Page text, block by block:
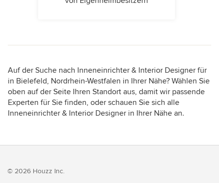
Auf der Suche nach Inneneinrichter & Interior Designer für
in Bielefeld, Nordrhein-Westfalen in Ihrer Nähe? Wählen Sie
oben auf der Seite Ihren Standort aus, damit wir passende
Experten für Sie finden, oder schauen Sie sich alle
Inneneinrichter & Interior Designer in Ihrer Nähe an.
© 2026 Houzz Inc.